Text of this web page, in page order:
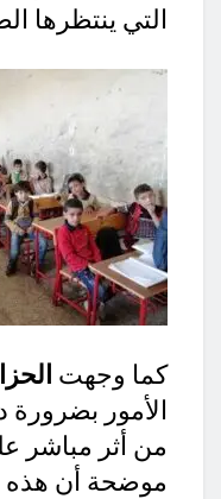
التي ينتظرها
كما وجهت
الأمور بضرورة
من أثر مباشر
موضحة أن هذه